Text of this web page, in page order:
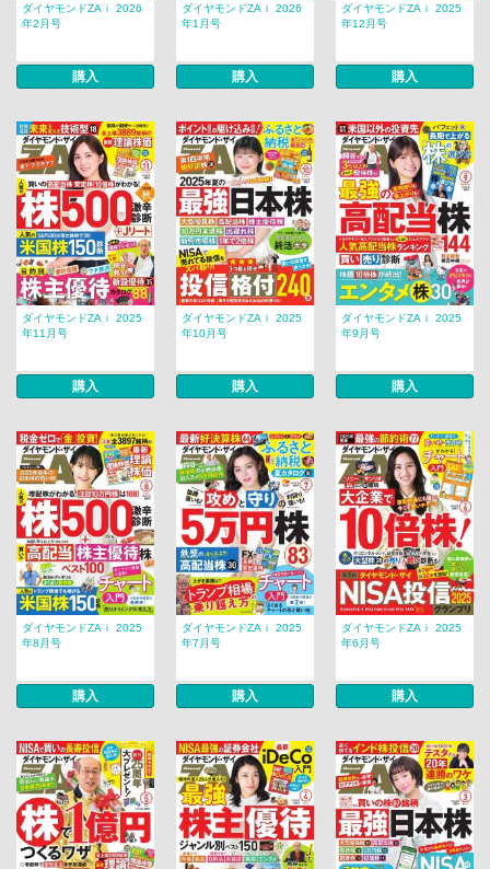
ダイヤモンドZAｉ 2026
年2月号
購入
ダイヤモンドZAｉ 2026
年1月号
購入
ダイヤモンドZAｉ 2025
年12月号
購入
ダイヤモンドZAｉ 2025
年11月号
購入
ダイヤモンドZAｉ 2025
年10月号
購入
ダイヤモンドZAｉ 2025
年9月号
購入
ダイヤモンドZAｉ 2025
年8月号
購入
ダイヤモンドZAｉ 2025
年7月号
購入
ダイヤモンドZAｉ 2025
年6月号
購入